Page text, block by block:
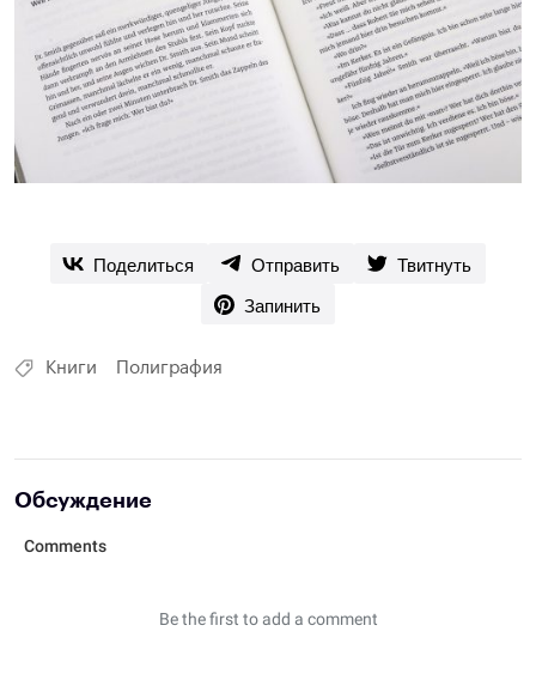
Поделиться Отправить
Твитнуть
Запинить
Книги Полиграфия
Обсуждение